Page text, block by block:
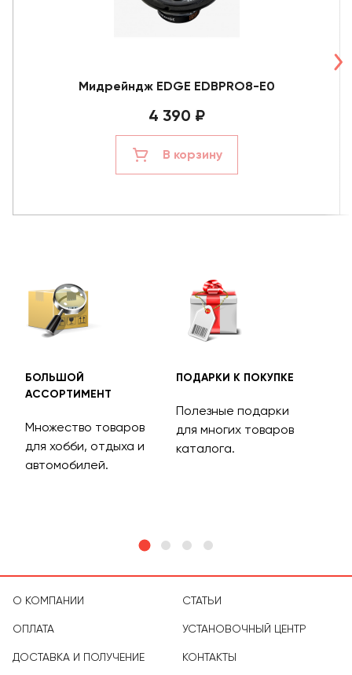
Мидрейндж EDGE EDBPRO8-E0
4 390 ₽
В корзину
БОЛЬШОЙ
АССОРТИМЕНТ
Множество товаров
для хобби, отдыха и
автомобилей.
ПОДАРКИ К ПОКУПКЕ
Полезные подарки
для многих товаров
каталога.
О КОМПАНИИ
ОПЛАТА
ДОСТАВКА И ПОЛУЧЕНИЕ
СТАТЬИ
УСТАНОВОЧНЫЙ ЦЕНТР
КОНТАКТЫ